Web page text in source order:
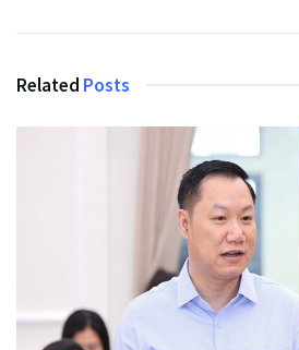
Related Posts